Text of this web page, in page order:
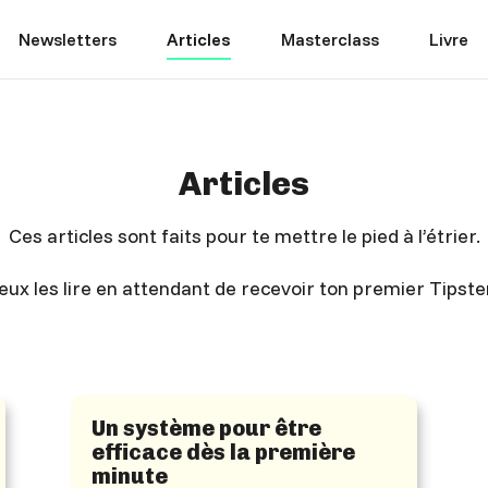
Newsletters Articles Masterclass Livre
Articles
Ces articles sont faits pour te mettre le pied à l’étrier.
les lire en attendant de recevoir ton premier
Un système pour être
efficace dès la première
minute